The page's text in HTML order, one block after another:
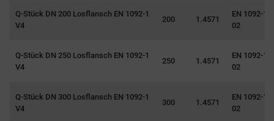
Q-Stück DN 200 Losflansch EN 1092-1
V4
200 1.4571
EN 1092-1
02
Q-Stück DN 250 Losflansch EN 1092-1
V4
250 1.4571
EN 1092-1
02
Q-Stück DN 300 Losflansch EN 1092-1
V4
300 1.4571
EN 1092-1
02